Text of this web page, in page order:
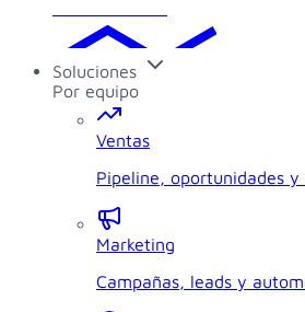
Soluciones
Por equipo
Ventas
Pipeline, oportunidades y
Marketing
Campañas, leads y